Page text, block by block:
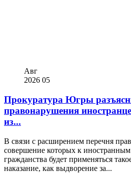
Авг
2026 05
Прокуратура Югры
правонарушения
из...
В связи с расширением перечня
совершение которых к
гражданства будет применяться
наказание, как выдворение за...